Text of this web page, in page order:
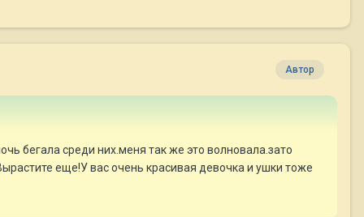
Автор
бегала среди них.меня так же это волновала.зато
еще!У вас очень красивая девочка и ушки тоже